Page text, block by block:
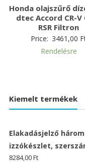
Honda olajszűrő
dtec Accord CR-V
RSR Filtron
Price: 3461,00
Rendelésre
Kiemelt termékek
Elakadásjelző
izzókészlet,
8284,00Ft